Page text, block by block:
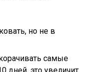
но не в
самые